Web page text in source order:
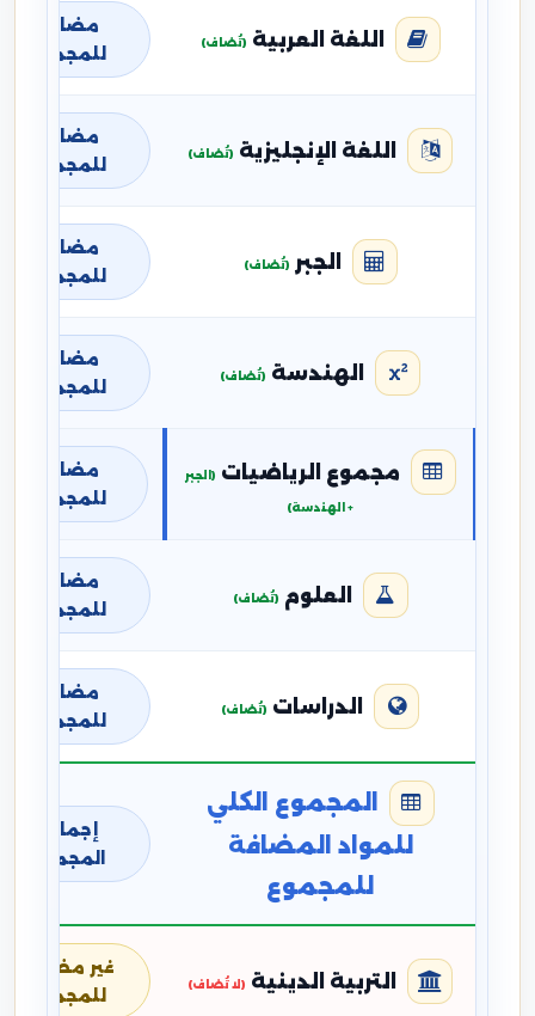
اللغة العربية (تُضاف)
مضافة
للمجموع
اللغة الإنجليزية (تُضاف)
مضافة
للمجموع
الجبر (تُضاف)
مضافة
للمجموع
الهندسة (تُضاف)
مضافة
للمجموع
مجموع الرياضيات (الجبر
+ الهندسة)
مضافة
للمجموع
العلوم (تُضاف)
مضافة
للمجموع
الدراسات (تُضاف)
مضافة
للمجموع
المجموع الكلي
للمواد المضافة
للمجموع
إجمالي
المجموع
التربية الدينية (لا تُضاف)
غير مضافة
للمجموع